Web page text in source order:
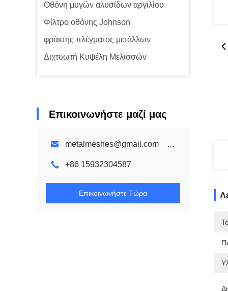
Οθόνη μυγών αλυσίδων αργιλίου
Φίλτρο οθόνης Johnson
φράκτης πλέγματος μετάλλων
Διχτυωτή Κυψέλη Μελισσών
Επικοινωνήστε μαζί μας
metalmeshes@gmail.com karen@bmmetalmesh.com
+86 15932304587
Επικοινωνήστε Τώρα